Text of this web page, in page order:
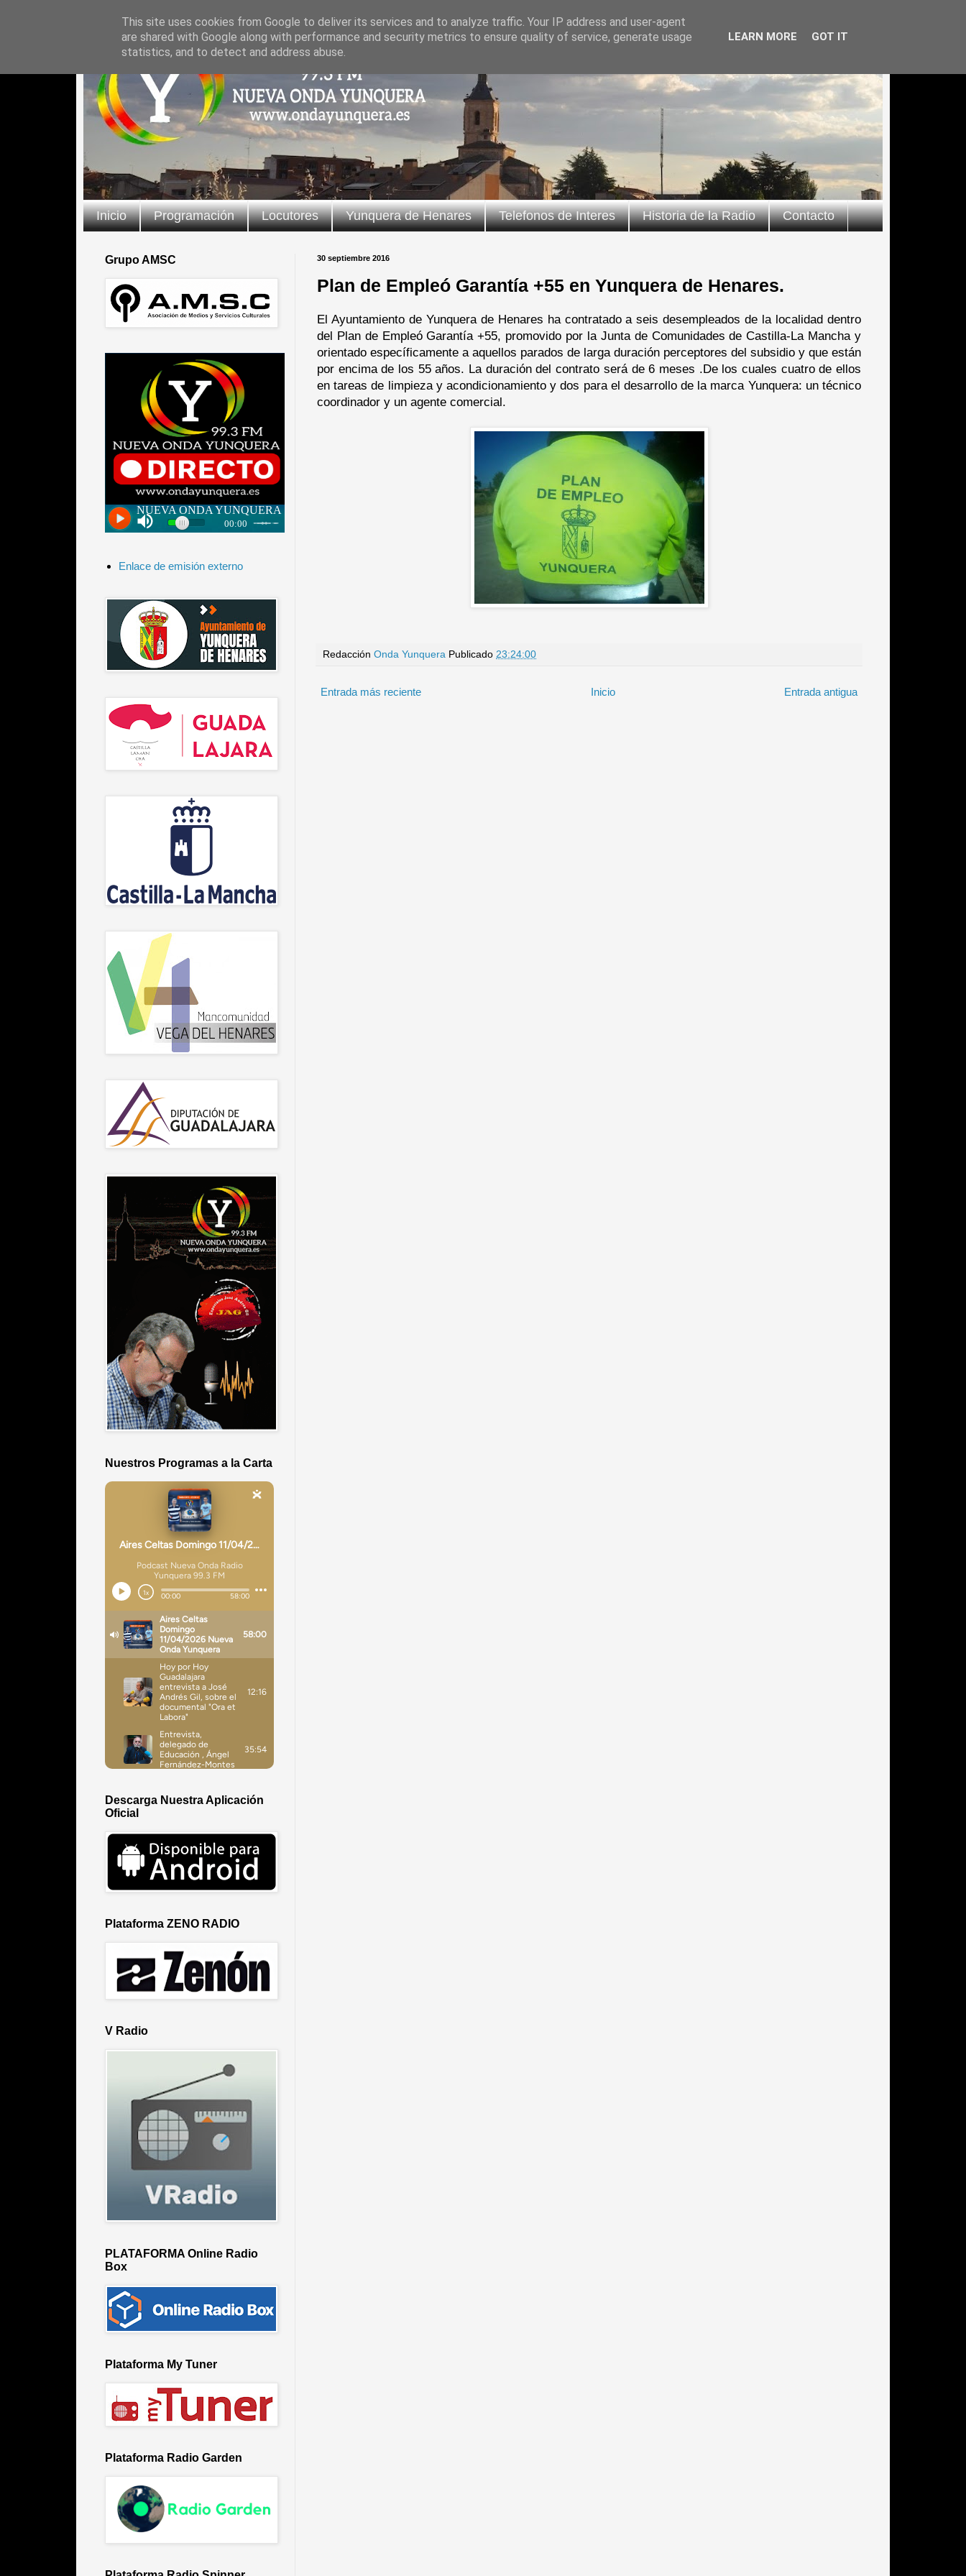
Inicio Programación Locutores Yunquera de Henares Telefonos de Interes Historia de la Radio Contacto
30 septiembre 2016
Plan de Empleó Garantía +55 en Yunquera de Henares.
El Ayuntamiento de Yunquera de Henares ha contratado a seis desempleados de la localidad dentro
del Plan de Empleó Garantía +55, promovido por la Junta de Comunidades de Castilla-La Mancha y
orientado específicamente a aquellos parados de larga duración perceptores del subsidio y que están
por encima de los 55 años. La duración del contrato será de 6 meses .De los cuales cuatro de ellos
en tareas de limpieza y acondicionamiento y dos para el desarrollo de la marca Yunquera: un técnico
coordinador y un agente comercial.
Redacción Onda Yunquera Publicado 23:24:00
Entrada más reciente Entrada antigua
Inicio
Grupo AMSC
Enlace de emisión externo
Nuestros Programas a la Carta
Descarga Nuestra Aplicación
Oficial
Plataforma ZENO RADIO
V Radio
PLATAFORMA Online Radio
Box
Plataforma My Tuner
Plataforma Radio Garden
This site uses cookies from Google to deliver its services and to analyze traffic. Your IP address and user-agent
are shared with Google along with performance and security metrics to ensure quality of service, generate usage
statistics, and to detect and address abuse.
LEARN MORE GOT IT